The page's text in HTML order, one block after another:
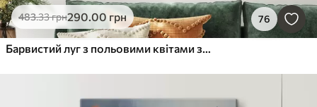
483.33грн290.00 грн 76
Барвистий луг з польовими квітами з різними квітами, включаючи ромашки, лаванду та червоні квіти